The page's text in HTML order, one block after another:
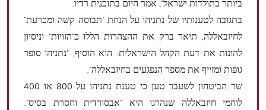
ביותר בתולדות ישראל", אמר היום בתוכנית רדיו.
בתגובה לטענותיו של נתניהו על הנחת "תבוסה קשה ומכרעת"
לחיזבאללה, תיאר ברק את ההצהרות הללו כ"הזויות" וניסיון
להונות את דעת הקהל הישראלית. הוא הוסיף, "נתניהו סופר
גופות ומזייף את מספר הנפגעים בחיזבאללה".
שר הביטחון לשעבר טען כי טענת נתניהו על 800 או 400
לוחמי חיזבאללה שנהרגו היא "אבסורדית וחסרת בסיס".